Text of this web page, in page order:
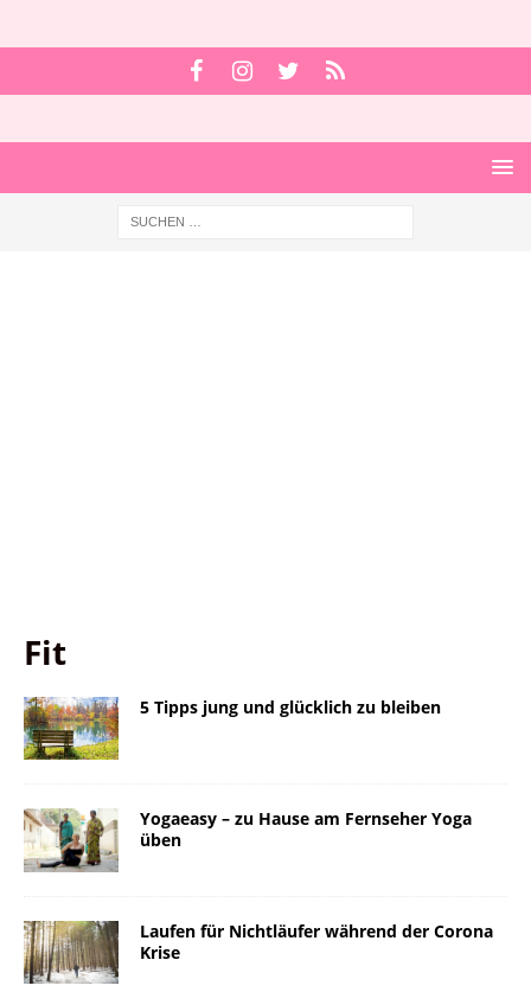
Fit
5 Tipps jung und glücklich zu bleiben
Yogaeasy – zu Hause am Fernseher Yoga
üben
Laufen für Nichtläufer während der Corona
Krise